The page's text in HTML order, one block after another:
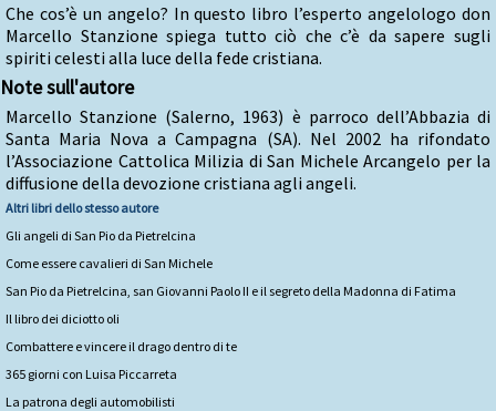
Che cos’è un angelo? In questo libro l’esperto angelologo don
Marcello Stanzione spiega tutto ciò che c’è da sapere sugli
spiriti celesti alla luce della fede cristiana.
Note sull'autore
Marcello Stanzione (Salerno, 1963) è parroco dell’Abbazia di
Santa Maria Nova a Campagna (SA). Nel 2002 ha rifondato
l’Associazione Cattolica Milizia di San Michele Arcangelo per la
diffusione della devozione cristiana agli angeli.
Altri libri dello stesso autore
Gli angeli di San Pio da Pietrelcina
Come essere cavalieri di San Michele
San Pio da Pietrelcina, san Giovanni Paolo II e il segreto della Madonna di Fatima
Il libro dei diciotto oli
Combattere e vincere il drago dentro di te
365 giorni con Luisa Piccarreta
La patrona degli automobilisti